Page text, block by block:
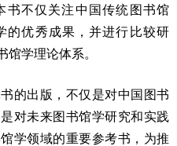
书不仅关注中国传统图书馆
的优秀成果，并进行比较研
馆学理论体系。
书的出版，不仅是对中国图书
对未来图书馆学研究和实践
学领域的重要参考书，为推